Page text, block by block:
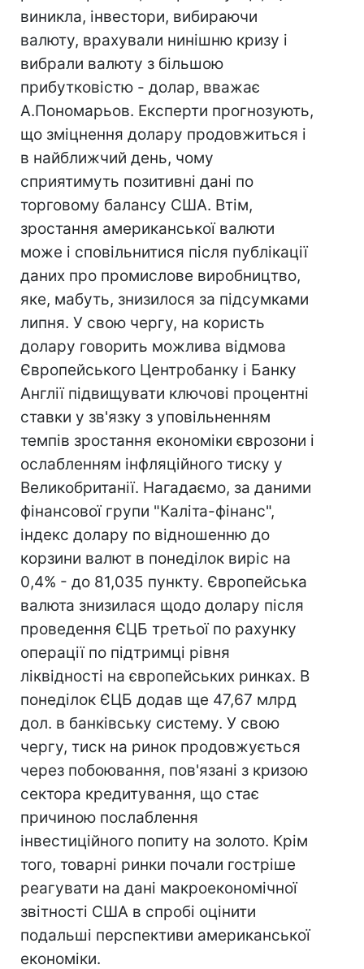
виникла, інвестори, вибираючи
валюту, врахували нинішню кризу і
вибрали валюту з більшою
прибутковістю - долар, вважає
А.Пономарьов. Експерти прогнозують,
що зміцнення долару продовжиться і
в найближчий день, чому
сприятимуть позитивні дані по
торговому балансу США. Втім,
зростання американської валюти
може і сповільнитися після публікації
даних про промислове виробництво,
яке, мабуть, знизилося за підсумками
липня. У свою чергу, на користь
долару говорить можлива відмова
Європейського Центробанку і Банку
Англії підвищувати ключові процентні
ставки у зв'язку з уповільненням
темпів зростання економіки єврозони і
ослабленням інфляційного тиску у
Великобританії. Нагадаємо, за даними
фінансової групи "Каліта-фінанс",
індекс долару по відношенню до
корзини валют в понеділок виріс на
0,4% - до 81,035 пункту. Європейська
валюта знизилася щодо долару після
проведення ЄЦБ третьої по рахунку
операції по підтримці рівня
ліквідності на європейських ринках. В
понеділок ЄЦБ додав ще 47,67 млрд
дол. в банківську систему. У свою
чергу, тиск на ринок продовжується
через побоювання, пов'язані з кризою
сектора кредитування, що стає
причиною послаблення
інвестиційного попиту на золото. Крім
того, товарні ринки почали гостріше
реагувати на дані макроекономічної
звітності США в спробі оцінити
подальші перспективи американської
економіки.